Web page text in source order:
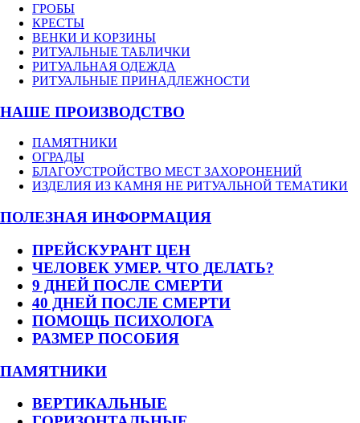
ГРОБЫ
КРЕСТЫ
ВЕНКИ И КОРЗИНЫ
РИТУАЛЬНЫЕ ТАБЛИЧКИ
РИТУАЛЬНАЯ ОДЕЖДА
РИТУАЛЬНЫЕ ПРИНАДЛЕЖНОСТИ
НАШЕ ПРОИЗВОДСТВО
ПАМЯТНИКИ
ОГРАДЫ
БЛАГОУСТРОЙСТВО МЕСТ ЗАХОРОНЕНИЙ
ИЗДЕЛИЯ ИЗ КАМНЯ НЕ РИТУАЛЬНОЙ ТЕМАТИКИ
ПОЛЕЗНАЯ ИНФОРМАЦИЯ
ПРЕЙСКУРАНТ ЦЕН
ЧЕЛОВЕК УМЕР. ЧТО ДЕЛАТЬ?
9 ДНЕЙ ПОСЛЕ СМЕРТИ
40 ДНЕЙ ПОСЛЕ СМЕРТИ
ПОМОЩЬ ПСИХОЛОГА
РАЗМЕР ПОСОБИЯ
ПАМЯТНИКИ
ВЕРТИКАЛЬНЫЕ